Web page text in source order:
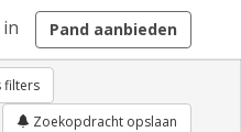
Pand aanbieden
filters
Zoekopdracht opslaan